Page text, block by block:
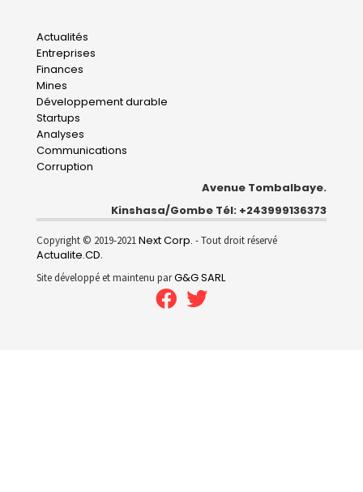
Main
navigation
Actualités
Entreprises
Finances
Mines
Développement durable
Startups
Analyses
Communications
Corruption
Avenue Tombalbaye.
Kinshasa/Gombe Tél: +243999136373
Copyright © 2019-2021Next Corp. - Tout droit réservé
Actualite.CD.
Site développé et maintenu parG&G SARL